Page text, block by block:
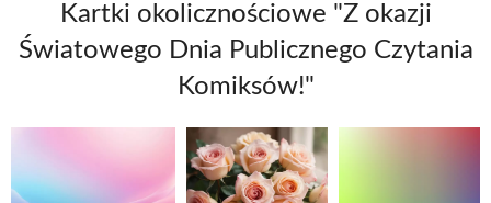
Kartki okolicznościowe "Z okazji
Światowego Dnia Publicznego Czytania
Komiksów!"